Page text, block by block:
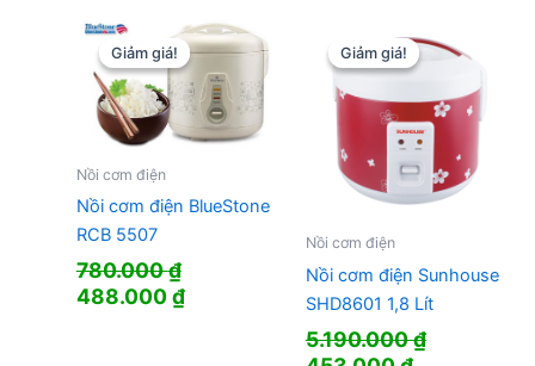
Giảm giá!
Giảm giá!
Nồi cơm điện
Nồi cơm điện BlueStone
RCB 5507
780.000₫
Giá
488.000₫Giá
Giảm giá!
Giảm giá!
Nồi cơm điện
Nồi cơm điện Sunhouse
SHD8601 1,8 Lít
5.190.000₫